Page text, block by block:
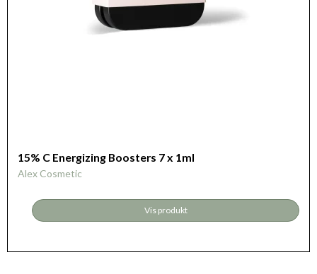
15% C Energizing Boosters 7 x 1ml
Alex Cosmetic
Vis produkt